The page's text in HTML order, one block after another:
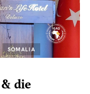
SOMALIA
die